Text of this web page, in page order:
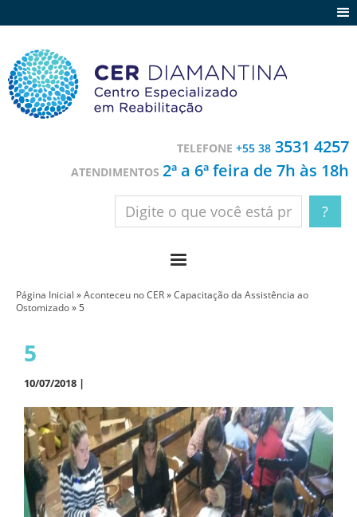
Contato
TELEFONE +55 38 3531 4257
ATENDIMENTOS 2ª a 6ª feira de 7h às 18h
Página Inicial »Aconteceu no CER»Capacitação da Assistência ao
Ostomizado»5
5
10/07/2018 |